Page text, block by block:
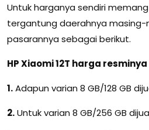
Untuk harganya sendiri
tergantung daerahnya masing-
pasarannya sebagai berikut.
HP Xiaomi 12T harga
1.Adapun varian 8 GB/128 GB
2.Untuk varian 8 GB/256 GB